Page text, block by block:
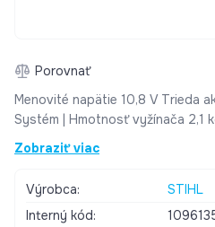
Porovnať
Menovité napätie 10,8 V Trieda
Systém | Hmotnosť vyžínača 2,1
LpA (dB(A)) 76 | Hladina
Hladina vibrácií ľavá/pravá
Štandardný žací nástroj Žacia
vyžínacím nožom – | Rukoväť
Zobraziť viac
Výrobca:
STIHL
Interný kód: